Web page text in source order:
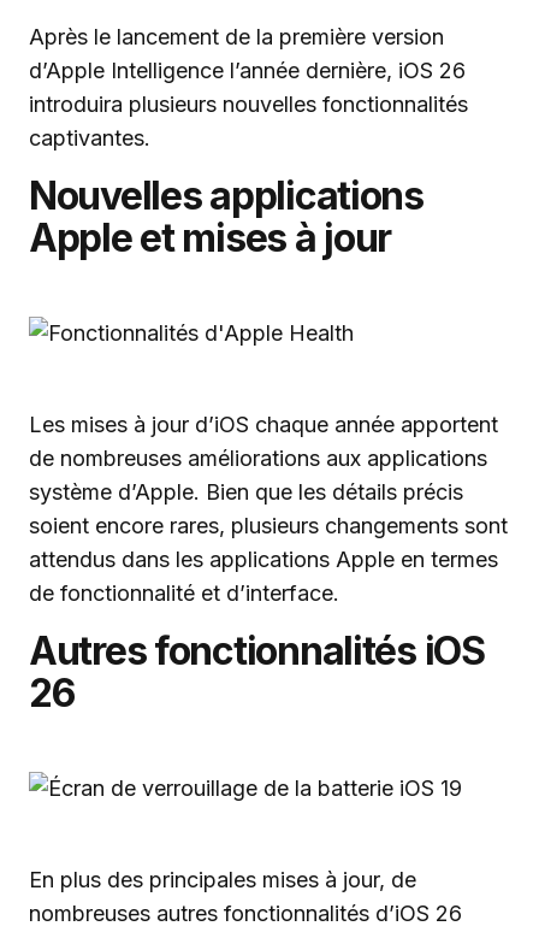
Après le lancement de la première version
d’Apple Intelligence l’année dernière, iOS 26
introduira plusieurs nouvelles fonctionnalités
captivantes.
Nouvelles applications
Apple et mises à jour
Les mises à jour d’iOS chaque année apportent
de nombreuses améliorations aux applications
système d’Apple. Bien que les détails précis
soient encore rares, plusieurs changements sont
attendus dans les applications Apple en termes
de fonctionnalité et d’interface.
Autres fonctionnalités iOS
26
En plus des principales mises à jour, de
nombreuses autres fonctionnalités d’iOS 26